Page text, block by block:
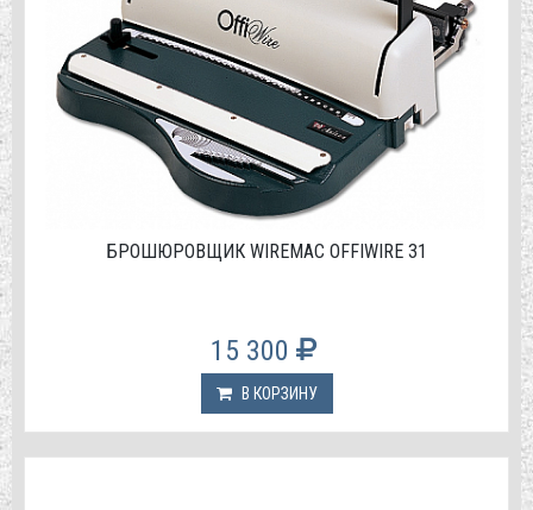
БРОШЮРОВЩИК WIREMAC OFFIWIRE 31
15 300
В КОРЗИНУ